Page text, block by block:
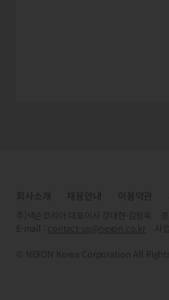
contact-us@nexon.co.kr
© NEXON Korea Corporation All Rights